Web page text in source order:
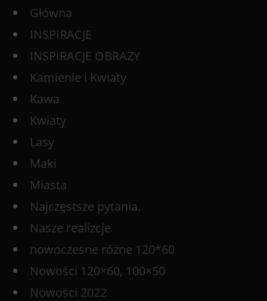
Główna
INSPIRACJE
INSPIRACJE OBRAZY
Kamienie i Kwiaty
Kawa
Kwiaty
Lasy
Maki
Miasta
Najczęstsze pytania.
Nasze realizcje
nowoczesne różne 120*60
Nowości 120×60, 100×50
Nowości 2022